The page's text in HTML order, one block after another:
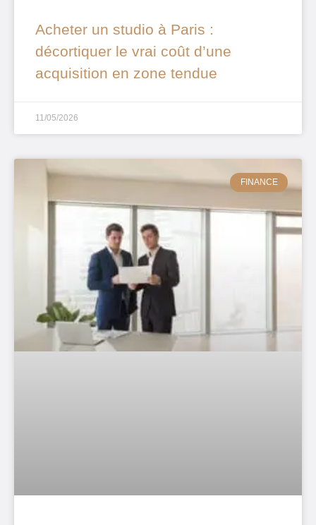
Acheter un studio à Paris :
décortiquer le vrai coût d’une
acquisition en zone tendue
11/05/2026
FINANCE